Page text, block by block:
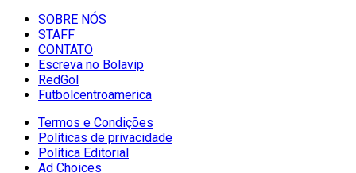
SOBRE NÓS
STAFF
CONTATO
Escreva no Bolavip
RedGol
Futbolcentroamerica
Termos e Condições
Políticas de privacidade
Política Editorial
Ad Choices